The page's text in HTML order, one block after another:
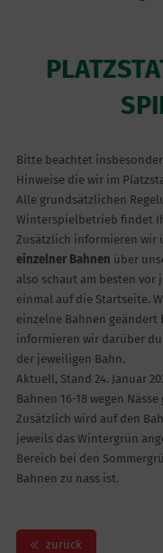
Bitte beachtet
Hinweise die wir im
Alle grundsätzlichen
Winterspielbetrieb findet
Zusätzlich informieren wir
einzelner Bahnen über
also schaut am besten vor
einmal auf die Startseite.
einzelne Bahnen geändert
informieren wir darüber
der jeweiligen Bahn.
Aktuell, Stand 24. Januar
Bahnen 16-18 wegen
Zusätzlich wird auf den
jeweils das Wintergrün
Bereich bei den
Bahnen zu nass ist.
zurück